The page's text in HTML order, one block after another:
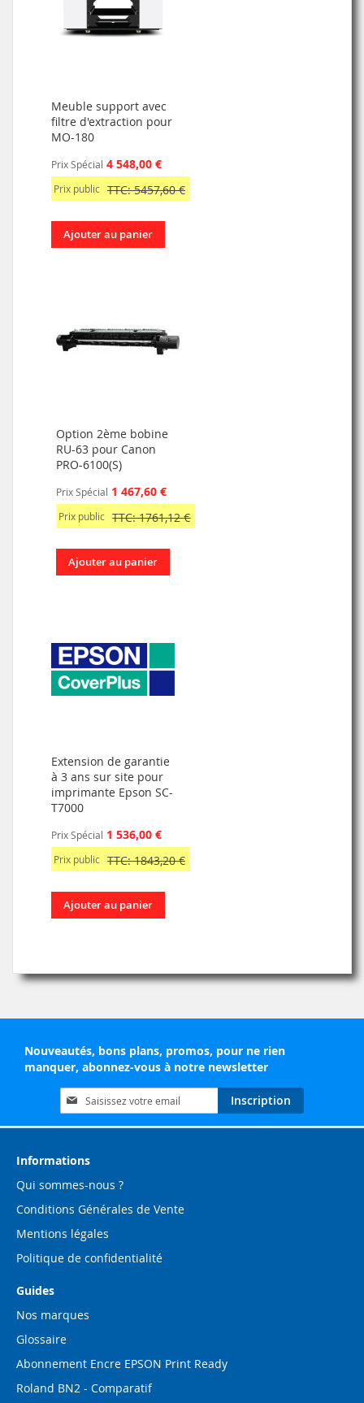
Meuble support avec
filtre d'extraction pour
MO-180
Prix Spécial 4 548,00 €
Prix public TTC: 5457,60 €
Ajouter au panier
Option 2ème bobine
RU-63 pour Canon
PRO-6100(S)
Prix Spécial 1 467,60 €
Prix public TTC: 1761,12 €
Ajouter au panier
Extension de garantie
à 3 ans sur site pour
imprimante Epson SC-
T7000
Prix Spécial 1 536,00 €
Prix public TTC: 1843,20 €
Ajouter au panier
Nouveautés, bons plans, promos, pour ne rien
manquer, abonnez-vous à notre newsletter
Inscription
à
notre
d’information
Inscription
Informations
Qui sommes-nous ?
Conditions Générales de Vente
Mentions légales
Politique de confidentialité
Guides
Nos marques
Glossaire
Abonnement Encre EPSON Print Ready
Roland BN2 - Comparatif